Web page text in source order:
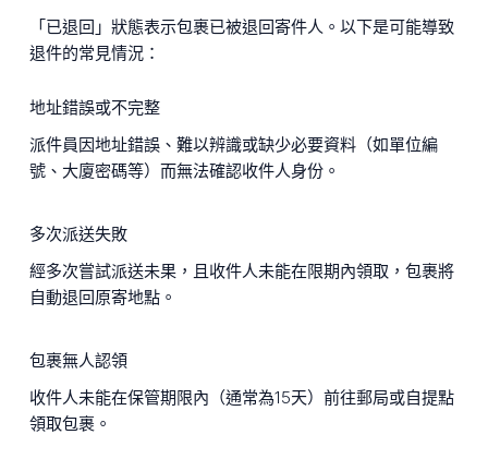
「已退回」狀態表示包裹已被退回寄件人。以下是可能導致
退件的常見情況：
地址錯誤或不完整
派件員因地址錯誤、難以辨識或缺少必要資料（如單位編
號、大廈密碼等）而無法確認收件人身份。
多次派送失敗
經多次嘗試派送未果，且收件人未能在限期內領取，包裹將
自動退回原寄地點。
包裹無人認領
收件人未能在保管期限內（通常為15天）前往郵局或自提點
領取包裹。